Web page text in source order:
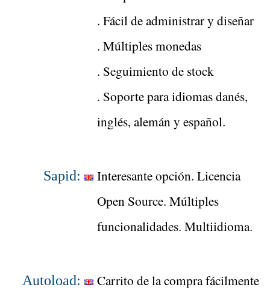
. Fácil de administrar y diseñar
. Múltiples monedas
. Seguimiento de stock
. Soporte para idiomas danés,
inglés, alemán y español.
Sapid:
Interesante opción. Licencia
Open Source. Múltiples
funcionalidades. Multiidioma.
Autoload:
Carrito de la compra fácilmente